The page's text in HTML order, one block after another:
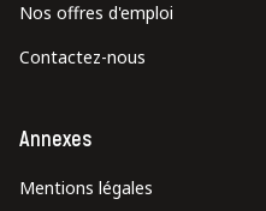
Nos offres d'emploi
Contactez-nous
Annexes
Mentions légales